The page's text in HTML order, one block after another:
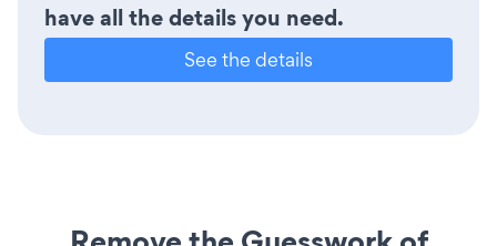
have all the details you need.
See the details